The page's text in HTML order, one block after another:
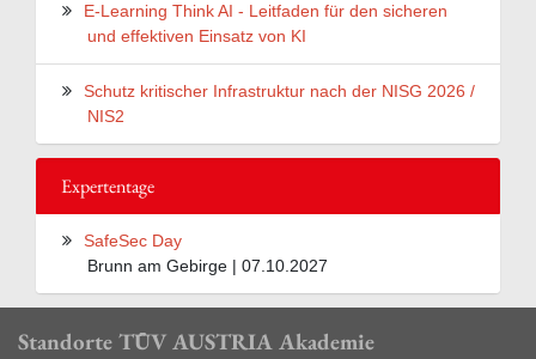
E-Learning Think AI - Leitfaden für den sicheren
und effektiven Einsatz von KI
Schutz kritischer Infrastruktur nach der NISG 2026 /
NIS2
Expertentage
SafeSec Day
Brunn am Gebirge | 07.10.2027
Standorte TÜV AUSTRIA Akademie